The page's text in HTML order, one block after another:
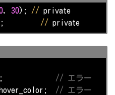
, 30); // private
// private
// エラー
// エラー